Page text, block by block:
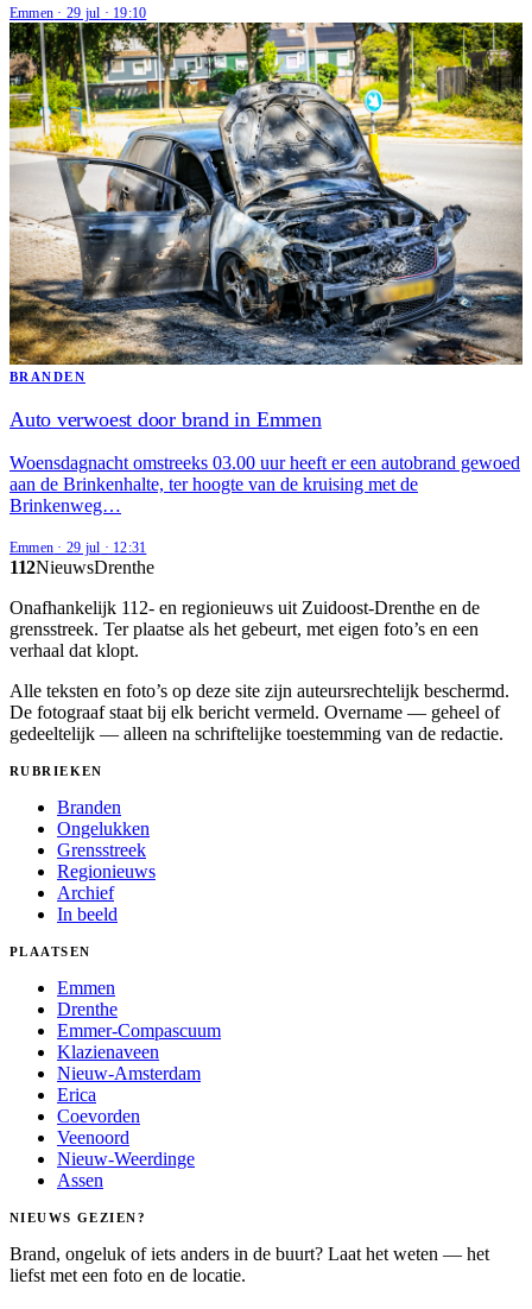
Emmen · 29 jul · 19:10
BRANDEN
Auto verwoest door brand in Emmen
Woensdagnacht omstreeks 03.00 uur heeft er een autobrand gewoed
aan de Brinkenhalte, ter hoogte van de kruising met de
Brinkenweg…
Emmen · 29 jul · 12:31
112NieuwsDrenthe
Onafhankelijk 112- en regionieuws uit Zuidoost-Drenthe en de
grensstreek. Ter plaatse als het gebeurt, met eigen foto’s en een
verhaal dat klopt.
Alle teksten en foto’s op deze site zijn auteursrechtelijk beschermd.
De fotograaf staat bij elk bericht vermeld. Overname — geheel of
gedeeltelijk — alleen na schriftelijke toestemming van de redactie.
RUBRIEKEN
Branden
Ongelukken
Grensstreek
Regionieuws
Archief
In beeld
PLAATSEN
Emmen
Drenthe
Emmer-Compascuum
Klazienaveen
Nieuw-Amsterdam
Erica
Coevorden
Veenoord
Nieuw-Weerdinge
Assen
NIEUWS GEZIEN?
Brand, ongeluk of iets anders in de buurt? Laat het weten — het
liefst met een foto en de locatie.